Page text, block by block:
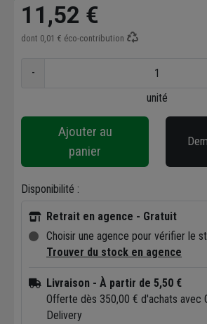
11,52 €
dont 0,01 € éco-contribution
-
unité
Ajouter au
panier
Disponibilité :
Retrait en agence - Gratuit
Choisir une agence pour vérifier le
Trouver du stock en agence
Livraison - À partir de 5,50 €
Offerte dès 350,00 € d'achats avec
Delivery